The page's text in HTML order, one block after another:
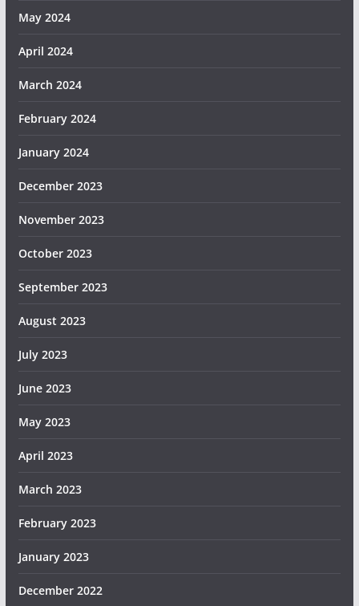
May 2024
April 2024
March 2024
February 2024
January 2024
December 2023
November 2023
October 2023
September 2023
August 2023
July 2023
June 2023
May 2023
April 2023
March 2023
February 2023
January 2023
December 2022